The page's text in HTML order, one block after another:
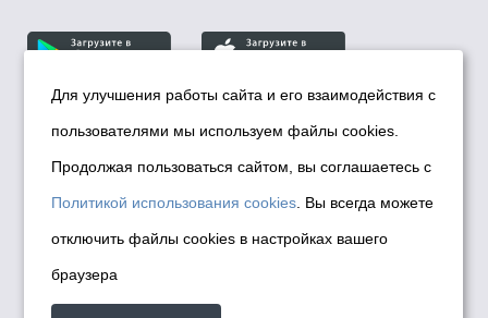
© Департамент информационной политики мэрии
города Новосибирска, 2026
Политика использования Cookies
Политика по обработке персональных
данных в информационных системах
мэрии города Новосибирска
Для улучшения работы сайта и его взаимодействия с
пользователями мы используем файлы cookies.
Продолжая пользоваться сайтом, вы соглашаетесь с
Политикой использования cookies . Вы всегда можете
отключить файлы cookies в настройках вашего
браузера